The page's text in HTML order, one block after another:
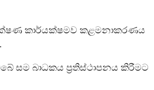
කාර්යක්ෂමව කළමනාකරණය
සම බාධකය ප්‍රතිස්ථාපනය කිරීමට